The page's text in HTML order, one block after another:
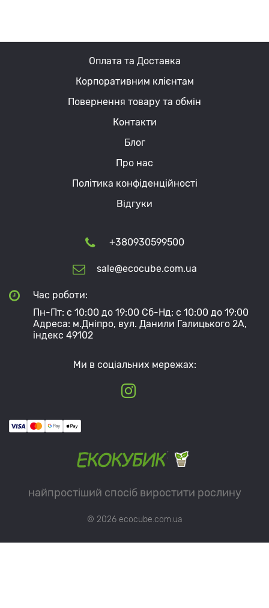
найпростіший спосіб виростити рослину
© 2026 ecocube.com.ua
Оплата та Доставка
Корпоративним клієнтам
Повернення товару та обмін
Контакти
Блог
Про нас
Політика конфіденційності
Відгуки
+380930599500
sale@ecocube.com.ua
Час роботи:
Пн-Пт: с 10:00 до 19:00 Сб-Нд: с 10:00 до 19:00
Адреса: м.Дніпро, вул. Данили Галицького 2А,
індекс 49102
Ми в соціальних мережах: